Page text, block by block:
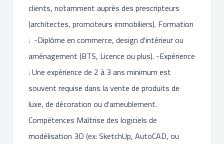
clients, notamment auprès des prescripteurs
(architectes, promoteurs immobiliers). Formation
: -Diplôme en commerce, design d'intérieur ou
aménagement (BTS, Licence ou plus). -Expérience
: Une expérience de 2 à 3 ans minimum est
souvent requise dans la vente de produits de
luxe, de décoration ou d'ameublement.
Compétences Maîtrise des logiciels de
modélisation 3D (ex: SketchUp, AutoCAD, ou